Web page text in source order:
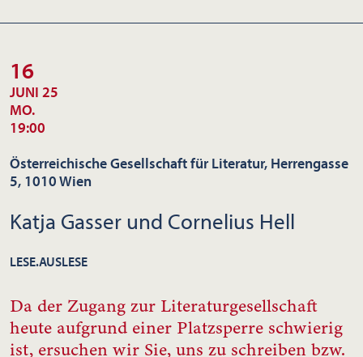
16
JUNI 25
MO.
19:00
Österreichische Gesellschaft für Literatur, Herrengasse
5, 1010 Wien
Katja Gasser und Cornelius Hell
LESE.AUSLESE
Da der Zugang zur Literaturgesellschaft
heute aufgrund einer Platzsperre schwierig
ist, ersuchen wir Sie, uns zu schreiben bzw.